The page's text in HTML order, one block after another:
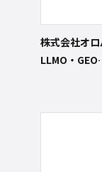
株式会社オロ
LLMO・